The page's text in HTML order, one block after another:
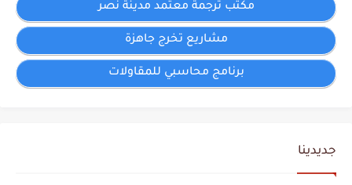
مكتب ترجمة معتمد مدينة نصر
مشاريع تخرج جاهزة
برنامج محاسبي للمقاولات
جديدينا